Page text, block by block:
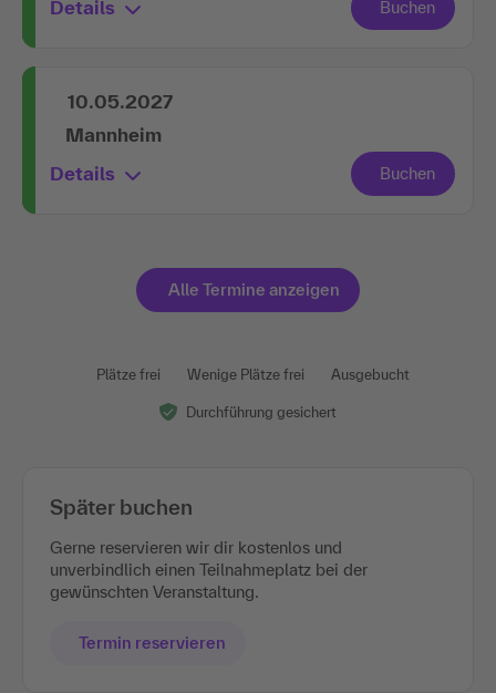
Details
10.05.2027
Mannheim
Details
Alle Termine anzeigen
Plätze frei Wenige Plätze frei Ausgebucht
Durchführung gesichert
Später buchen
Gerne reservieren wir dir kostenlos und
unverbindlich einen Teilnahmeplatz bei der
gewünschten Veranstaltung.
Termin reservieren